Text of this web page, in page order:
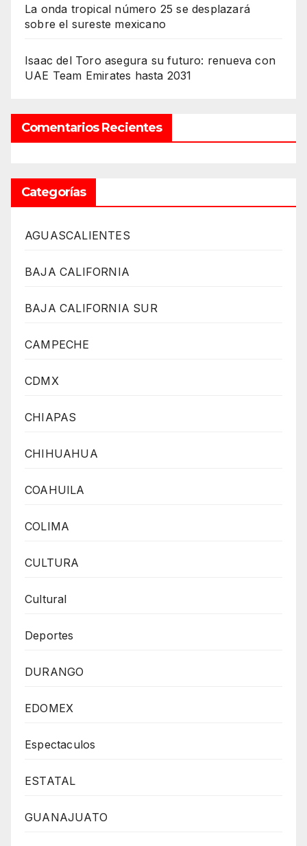
La onda tropical número 25 se desplazará
sobre el sureste mexicano
Isaac del Toro asegura su futuro: renueva con
UAE Team Emirates hasta 2031
Comentarios Recientes
Categorías
AGUASCALIENTES
BAJA CALIFORNIA
BAJA CALIFORNIA SUR
CAMPECHE
CDMX
CHIAPAS
CHIHUAHUA
COAHUILA
COLIMA
CULTURA
Cultural
Deportes
DURANGO
EDOMEX
Espectaculos
ESTATAL
GUANAJUATO